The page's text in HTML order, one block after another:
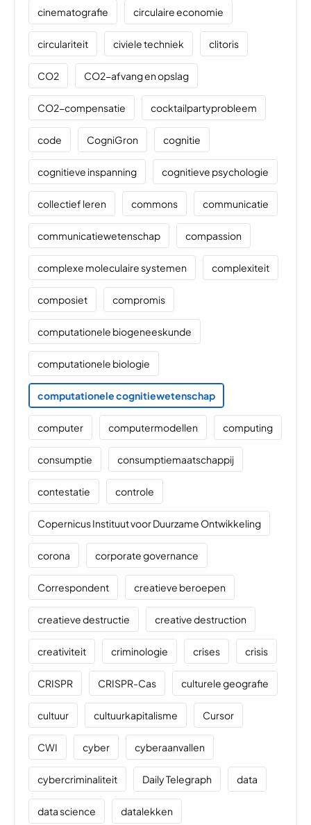
cinematografie circulaire economie
circulariteit civiele techniek clitoris
CO2 CO2-afvang en opslag
CO2-compensatie cocktailpartyprobleem
code CogniGron cognitie
cognitieve inspanning cognitieve psychologie
collectief leren commons communicatie
communicatiewetenschap compassion
complexe moleculaire systemen complexiteit
composiet compromis
computationele biogeneeskunde
computationele biologie
computationele cognitiewetenschap
computer computermodellen computing
consumptie consumptiemaatschappij
contestatie controle
Copernicus Instituut voor Duurzame Ontwikkeling
corona corporate governance
Correspondent creatieve beroepen
creatieve destructie creative destruction
creativiteit criminologie crises crisis
CRISPR CRISPR-Cas culturele geografie
cultuur cultuurkapitalisme Cursor
CWI cyber cyberaanvallen
cybercriminaliteit Daily Telegraph data
data science datalekken